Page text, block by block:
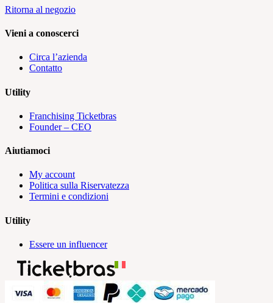
Ritorna al negozio
Vieni a conoscerci
Circa l’azienda
Contatto
Utility
Franchising Ticketbras
Founder – CEO
Aiutiamoci
My account
Politica sulla Riservatezza
Termini e condizioni
Utility
Essere un influencer